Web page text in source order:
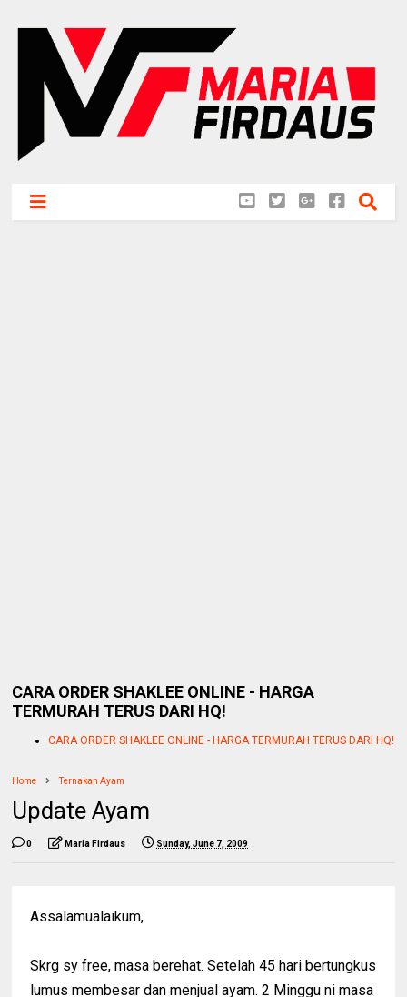
CARA ORDER SHAKLEE ONLINE - HARGA
TERMURAH TERUS DARI HQ!
CARA ORDER SHAKLEE ONLINE - HARGA TERMURAH TERUS DARI HQ!
Home Ternakan Ayam
Update Ayam
0 Maria Firdaus Sunday, June 7, 2009
Assalamualaikum,
Skrg sy free, masa berehat. Setelah 45 hari bertungkus
lumus membesar dan menjual ayam. 2 Minggu ni masa